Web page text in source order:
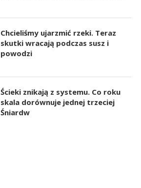
Chcieliśmy ujarzmić rzeki. Teraz
skutki wracają podczas susz i
powodzi
Ścieki znikają z systemu. Co roku
skala dorównuje jednej trzeciej
Śniardw